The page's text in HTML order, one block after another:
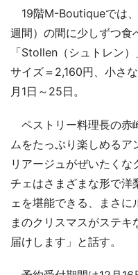
19階M-Boutiqueでは
週間）の間に少しずつ食
「Stollen（シュトレン
サイズ＝2,160円、小さ
月1日～25日。
ペストリー料理長の赤
ムをたっぷり楽しめる
リアージュがぜいたく
チェはさまざまな形で洋
ェを堪能できる、まさに
まのクリスマスがステ
届けします」と話す。